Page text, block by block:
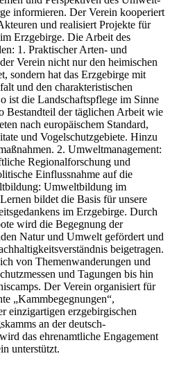
informieren. Der Verein kooperiert
und realisiert Projekte für
Erzgebirge. Die Arbeit des
1. Praktischer Arten- und
Verein nicht nur den heimischen
sondern hat das Erzgebirge mit
und den charakteristischen
ist die Landschaftspflege im Sinne
Bestandteil der täglichen Arbeit wie
nach europäischem Standard,
und Vogelschutzgebiete. Hinzu
2. Umweltmanagement:
Regionalforschung und
Einflussnahme auf die
Umweltbildung im
bildet die Basis für unsere
im Erzgebirge. Durch
wird die Begegnung der
Natur und Umwelt gefördert und
beigetragen.
von Themenwanderungen und
und Tagungen bis hin
Der Verein organisiert für
„Kammbegegnungen“,
einzigartigen erzgebirgischen
an der deutsch-
das ehrenamtliche Engagement
unterstützt.